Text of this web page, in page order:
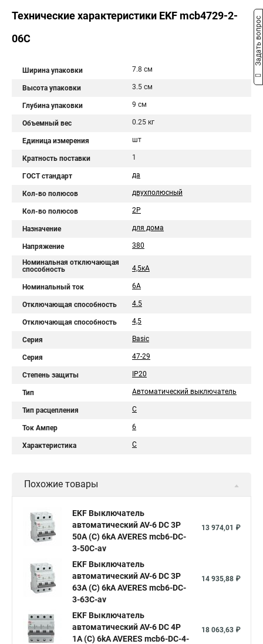
Технические характеристики EKF mcb4729-2-
06C
Ширина упаковки 7.8 см
Высота упаковки 3.5 см
Глубина упаковки 9 см
Объемный вес 0.25 кг
Единица измерения шт
Кратность поставки 1
ГОСТ стандарт да
Кол-во полюсов двухполюсный
Кол-во полюсов 2P
Назначение для дома
Напряжение 380
Номинальная отключающая
способность
4,5кА
Номинальный ток 6А
Отключающая способность 4.5
Отключающая способность 4,5
Серия Basic
Серия 47-29
Степень защиты IP20
Тип Автоматический выключатель
Тип расцепления C
Ток Ампер 6
Характеристика C
Похожие товары
EKF Выключатель
автоматический AV-6 DC 3P
50A (C) 6kA AVERES mcb6-DC-
3-50C-av
13 974,01 ₽
EKF Выключатель
автоматический AV-6 DC 3P
63A (C) 6kA AVERES mcb6-DC-
3-63C-av
14 935,88 ₽
EKF Выключатель
автоматический AV-6 DC 4P
1A (C) 6kA AVERES mcb6-DC-4-
18 063,63 ₽
Задать вопрос